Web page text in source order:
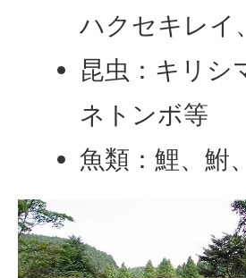
ハクセキレイ
昆虫：キリシ
ネトンボ等
魚類：鯉、鮒